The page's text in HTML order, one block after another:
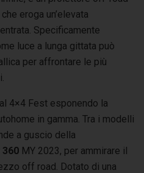
eroga un’elevata
Specificamente
luce a lunga gittata può
per affrontare le più
4×4 Fest esponendo la
in gamma. Tra i modelli
a guscio della
MY 2023, per ammirare il
off road. Dotato di una